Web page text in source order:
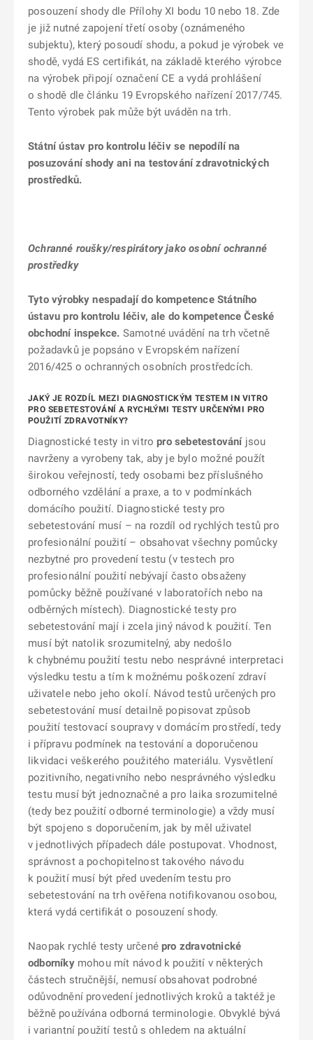
posouzení shody dle Přílohy XI bodu 10 nebo 18. Zde
je již nutné zapojení třetí osoby (oznámeného
subjektu), který posoudí shodu, a pokud je výrobek ve
shodě, vydá ES certifikát, na základě kterého výrobce
na výrobek připojí označení CE a vydá prohlášení
o shodě dle článku 19 Evropského nařízení 2017/745.
Tento výrobek pak může být uváděn na trh.
Státní ústav pro kontrolu léčiv se nepodílí na
posuzování shody ani na testování zdravotnických
prostředků.
Ochranné roušky/respirátory jako osobní ochranné
prostředky
Tyto výrobky nespadají do kompetence Státního
ústavu pro kontrolu léčiv, ale do kompetence České
obchodní inspekce. Samotné uvádění na trh včetně
požadavků je popsáno v Evropském nařízení
2016/425 o ochranných osobních prostředcích.
JAKÝ JE ROZDÍL MEZI DIAGNOSTICKÝM TESTEM IN VITRO
PRO SEBETESTOVÁNÍ A RYCHLÝMI TESTY URČENÝMI PRO
POUŽITÍ ZDRAVOTNÍKY?
Diagnostické testy in vitropro sebetestováníjsou
navrženy a vyrobeny tak, aby je bylo možné použít
širokou veřejností, tedy osobami bez příslušného
odborného vzdělání a praxe, a to v podmínkách
domácího použití. Diagnostické testy pro
sebetestování musí – na rozdíl od rychlých testů pro
profesionální použití – obsahovat všechny pomůcky
nezbytné pro provedení testu (v testech pro
profesionální použití nebývají často obsaženy
pomůcky běžně používané v laboratořích nebo na
odběrných místech). Diagnostické testy pro
sebetestování mají i zcela jiný návod k použití. Ten
musí být natolik srozumitelný, aby nedošlo
k chybnému použití testu nebo nesprávné interpretaci
výsledku testu a tím k možnému poškození zdraví
uživatele nebo jeho okolí. Návod testů určených pro
sebetestování musí detailně popisovat způsob
použití testovací soupravy v domácím prostředí, tedy
i přípravu podmínek na testování a doporučenou
likvidaci veškerého použitého materiálu. Vysvětlení
pozitivního, negativního nebo nesprávného výsledku
testu musí být jednoznačné a pro laika srozumitelné
(tedy bez použití odborné terminologie) a vždy musí
být spojeno s doporučením, jak by měl uživatel
v jednotlivých případech dále postupovat. Vhodnost,
správnost a pochopitelnost takového návodu
k použití musí být před uvedením testu pro
sebetestování na trh ověřena notifikovanou osobou,
která vydá certifikát o posouzení shody.
Naopak rychlé testy určenépro zdravotnické
odborníkymohou mít návod k použití v některých
částech stručnější, nemusí obsahovat podrobné
odůvodnění provedení jednotlivých kroků a taktéž je
běžně používána odborná terminologie. Obvyklé bývá
i variantní použití testů s ohledem na aktuální